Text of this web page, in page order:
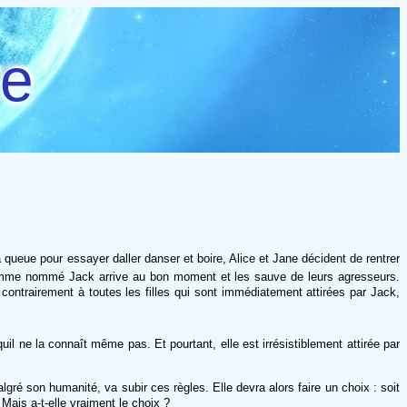
pour essayer daller danser et boire, Alice et Jane décident de rentrer
nommé Jack arrive au bon moment et les sauve de leurs agresseurs.
à toutes les filles qui sont immédiatement attirées par Jack,
ne la connaît même pas. Et pourtant, elle est irrésistiblement attirée par
son humanité, va subir ces règles. Elle devra alors faire un choix : soit
a-t-elle vraiment le choix ?